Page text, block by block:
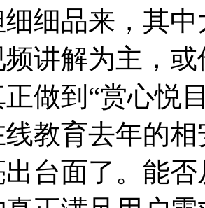
细品来，其
频讲解为主，
做到“赏心悦
教育去年的
台面了。能